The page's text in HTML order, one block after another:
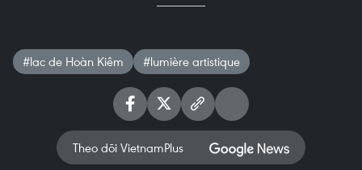
#lac de Hoàn Kiêm #lumière artistique
Theo dõi VietnamPlus